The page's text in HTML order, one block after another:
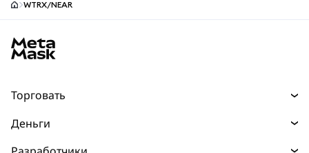
WTRX/NEAR
Торговать
Деньги